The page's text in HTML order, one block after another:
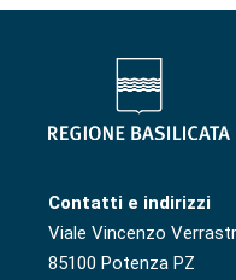
Contatti e indirizzi
Viale Vincenzo
85100 Potenza PZ